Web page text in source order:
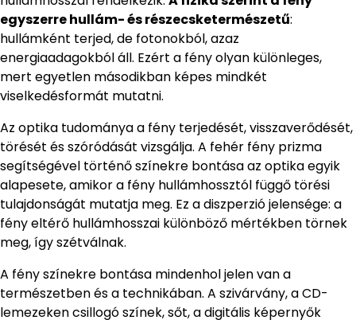
egyszerre hullám- és részecsketermészetű:
hullámként terjed, de fotonokból, azaz
energiaadagokból áll. Ezért a fény olyan különleges,
mert egyetlen másodikban képes mindkét
viselkedésformát mutatni.
Az optika tudománya a fény terjedését, visszaverődését,
törését és szóródását vizsgálja. A fehér fény prizma
segítségével történő színekre bontása az optika egyik
alapesete, amikor a fény hullámhossztól függő törési
tulajdonságát mutatja meg. Ez a diszperzió jelensége: a
fény eltérő hullámhosszai különböző mértékben törnek
meg, így szétválnak.
A fény színekre bontása mindenhol jelen van a
természetben és a technikában. A szivárvány, a CD-
lemezeken csillogó színek, sőt, a digitális képernyők